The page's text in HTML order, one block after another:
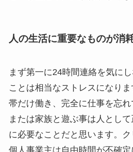
人の生活に重要なものが消
まず第一に24時間連絡を気に
ことは相当なストレスになり
帯だけ働き、完全に仕事を忘れ
または家族と遊ぶ事は人とし
に必要なことだと思います。